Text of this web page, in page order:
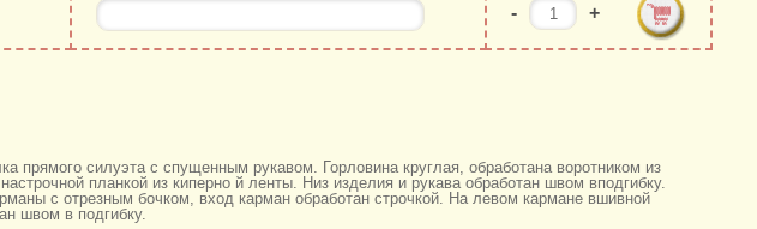
- +
прямого силуэта с спущенным рукавом. Горловина круглая, обработана воротником из
планкой из киперно й ленты. Низ изделия и рукава обработан швом вподгибку.
с отрезным бочком, вход карман обработан строчкой. На левом кармане вшивной
швом в подгибку.